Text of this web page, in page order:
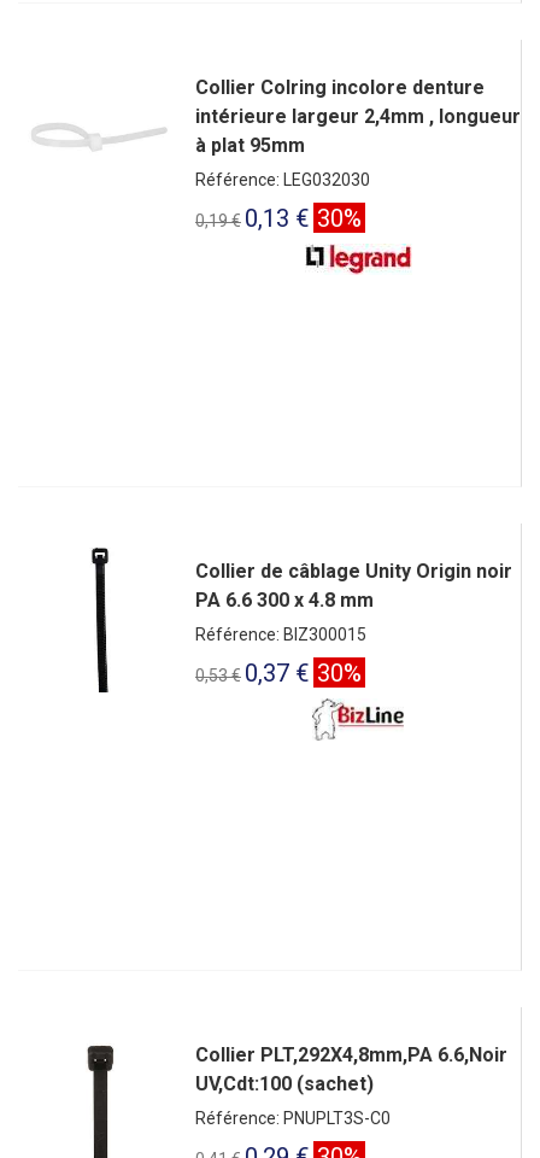
Collier Colring incolore denture
intérieure largeur 2,4mm , longueur
à plat 95mm
Référence: LEG032030
0,19 € 0,13 € 30%
Collier de câblage Unity Origin noir
PA 6.6 300 x 4.8 mm
Référence: BIZ300015
0,53 € 0,37 € 30%
Collier PLT,292X4,8mm,PA 6.6,Noir
UV,Cdt:100 (sachet)
Référence: PNUPLT3S-C0